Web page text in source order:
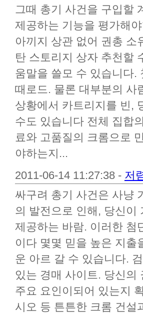
그때 총기 사건을 구입할
제공하는 기능을 평가해
아끼지 상관 없어 권총 소
탄 스토리지 상자 추천할
움말을 쓸모 수 있습니다.
때로드. 물론 대부분의 사
상황에서 카트리지를 빈,
수도 있습니다 전체 집합
료와 고품질의 크롬으로
야하는지...
2011-06-14 11:27:38 - 저
싸구려 총기 사건은 사냥
의 발전으로 인해, 당신이
제공하는 바람. 이러한 첨
이다 몇몇 믿을 높은 지출
운 아르 갈 수 있습니다.
있는 경매 사이트. 당신의
주요 요인이되어 있는지
시오 등 튼튼한 크롬 건설